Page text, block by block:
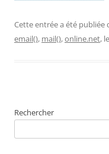
Cette entrée a été publiée
email(), mail(),online.net, le
Rechercher